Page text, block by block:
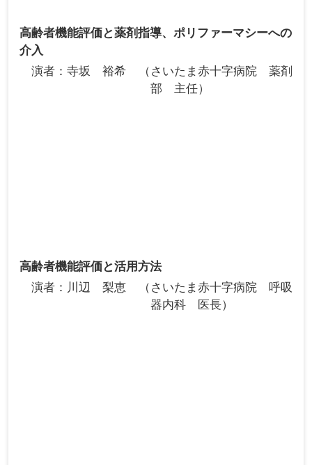
高齢者機能評価と薬剤指導、ポリファーマシーへの
介入
演者
寺坂 裕希
さいたま赤十字病院 薬剤
部 主任
高齢者機能評価と活用方法
演者
川辺 梨恵
さいたま赤十字病院 呼吸
器内科 医長